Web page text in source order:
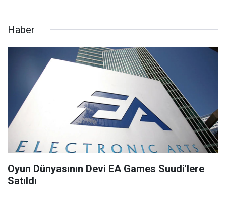
Haber
Oyun Dünyasının Devi EA Games Suudi'lere
Satıldı